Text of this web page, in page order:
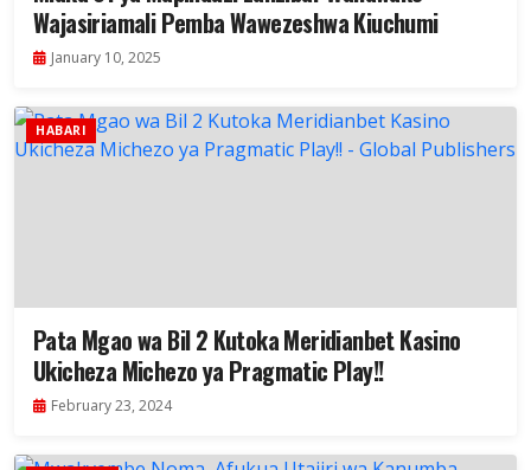
Wajasiriamali Pemba Wawezeshwa Kiuchumi
January 10, 2025
HABARI
Pata Mgao wa Bil 2 Kutoka Meridianbet Kasino
Ukicheza Michezo ya Pragmatic Play!!
February 23, 2024